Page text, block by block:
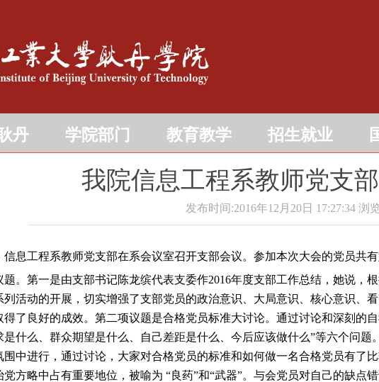
丹 学院部门 教育教学 招生就业
我院信息工程系教师党支
发布时间:2016年12月20日 17:27:34 浏
息工程系教师党支部在系会议室召开支部会议。参加本次大会的党员共
。第一是由支部书记陈龙缤代表支委作2016年度支部工作总结，她说，
活动的开展，切实增强了支部党员的政治意识、大局意识、核心意识、
了良好的成效。第二项议题是合格党员标准大讨论。通过讨论和深刻的
什么、群众期望是什么、自己差距是什么、今后应该做什么”等六个问题
中进行，通过讨论，大家对合格党员的标准和如何做一名合格党员有了
方略中占有重要地位，被喻为 “良药”和“武器”。与会党员对自己的缺